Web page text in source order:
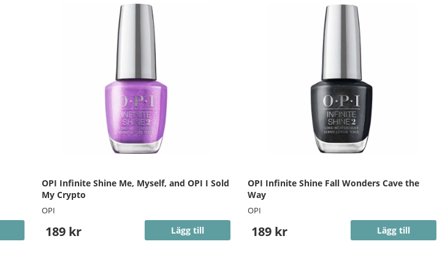
OPI Infinite Shine Me, Myself, and OPI I Sold
My Crypto
OPI
189 kr Lägg till
OPI Infinite Shine Fall Wonders Cave the
Way
OPI
189 kr Lägg till